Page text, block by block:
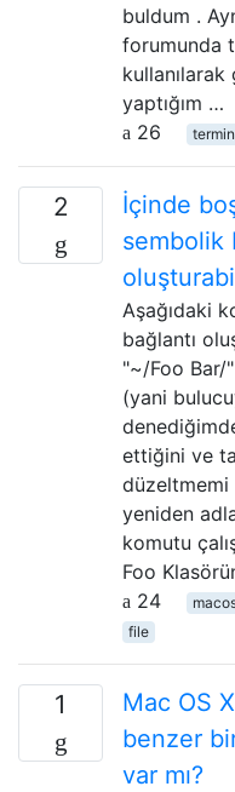
buldum .
forumunda
yaptığım …
26
2
İçinde
sembolik
Aşağıdaki
bağlantı
"~/Foo Bar/
(yani
ettiğini ve
düzeltmemi
yeniden
komutu
Foo
24
file
1
Mac OS
benzer
var mı?